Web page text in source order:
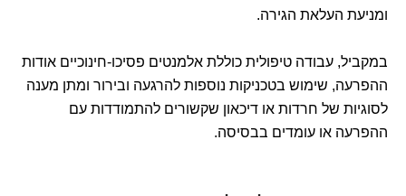
ומניעת העלאת הגירה.
במקביל, עבודה טיפולית כוללת אלמנטים פסיכו-חינוכיים אודות
ההפרעה, שימוש בטכניקות נוספות להרגעה ובירור ומתן מענה
לסוגיות של חרדות או דיכאון שקשורים להתמודדות עם
ההפרעה או עומדים בבסיסה.